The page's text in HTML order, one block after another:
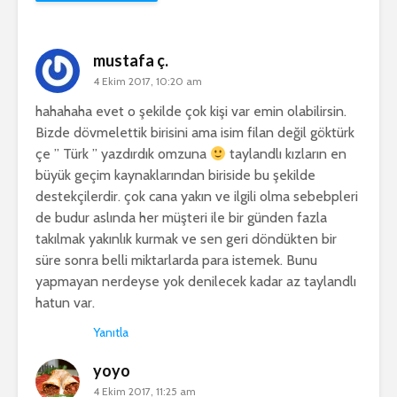
mustafa ç.
4 Ekim 2017, 10:20 am
hahahaha evet o şekilde çok kişi var emin olabilirsin.
Bizde dövmelettik birisini ama isim filan değil göktürk
çe ” Türk ” yazdırdık omzuna
taylandlı kızların en
büyük geçim kaynaklarından biriside bu şekilde
destekçilerdir. çok cana yakın ve ilgili olma sebebpleri
de budur aslında her müşteri ile bir günden fazla
takılmak yakınlık kurmak ve sen geri döndükten bir
süre sonra belli miktarlarda para istemek. Bunu
yapmayan nerdeyse yok denilecek kadar az taylandlı
hatun var.
Yanıtla
yoyo
4 Ekim 2017, 11:25 am